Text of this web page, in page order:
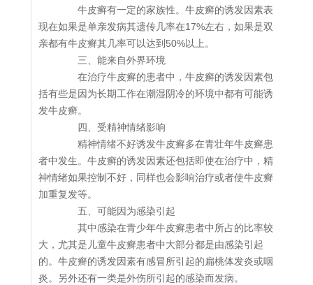
牛皮癣有一定的家族性。牛皮癣的诱发因素表
现在如果是单亲发病其遗传几率在17%左右，如果是双
亲都有牛皮癣其几率可以达到50%以上。
三、能来自外界环境
在治疗牛皮癣的患者中，牛皮癣的诱发因素包
括有些是因为长期工作在潮湿阴冷的环境中都有可能诱
发牛皮癣。
四、受精神情绪影响
精神情绪不好诱发牛皮癣多在青壮年牛皮癣患
者中发生。牛皮癣的诱发因素还包括即使在治疗中，精
神情绪如果控制不好，同样也会影响治疗或者使牛皮癣
加重复发等。
五、可能因为感染引起
其中感染在青少年牛皮癣患者中所占的比率较
大，尤其是儿童牛皮癣患者中大部分都是由感染引起
的。牛皮癣的诱发因素有感冒所引起的扁桃体发炎或咽
炎。另外还有一类是外伤所引起的感染而发病。